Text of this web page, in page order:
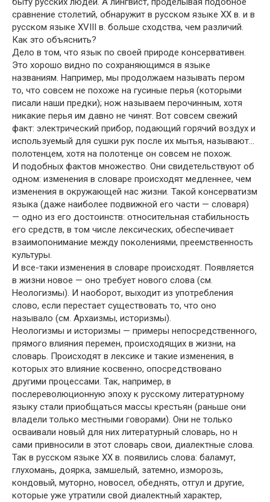
сравнение столетий, обнаружит в русском языке XX в. и в
русском языке XVIII в. больше сходства, чем различий.
Как это объяснить?
Дело в том, что язык по своей природе консервативен.
Это хорошо видно по сохраняющимся в языке
названиям. Например, мы продолжаем называть пером
то, что совсем не похоже на гусиные перья (которыми
писали наши предки); нож называем перочинным, хотя
никакие перья им давно не чинят. Вот совсем свежий
факт: электрический прибор, подающий горячий воздух и
используемый для сушки рук после их мытья, называют…
полотенцем, хотя на полотенце он совсем не похож.
И подобных фактов множество. Они свидетельствуют об
одном: изменения в словаре происходят медленнее, чем
изменения в окружающей нас жизни. Такой консерватизм
языка (даже наиболее подвижной его части — словаря)
— одно из его достоинств: относительная стабильность
его средств, в том числе лексических, обеспечивает
взаимопонимание между поколениями, преемственность
культуры.
И все-таки изменения в словаре происходят. Появляется
в жизни новое — оно требует нового слова (см.
Неологизмы). И наоборот, выходит из употребления
слово, если перестает существовать то, что оно
называло (см. Архаизмы, историзмы).
Неологизмы и историзмы — примеры непосредственного,
прямого влияния перемен, происходящих в жизни, на
словарь. Происходят в лексике и такие изменения, в
которых это влияние косвенно, опосредствовано
другими процессами. Так, например, в
послереволюционную эпоху к русскому литературному
языку стали приобщаться массы крестьян (раньше они
владели только местными говорами). Они не только
осваивали новый для них литературный словарь, но н
сами привносили в этот словарь свои, диалектные слова.
Так в русском языке XX в. появились слова: баламут,
глухомань, доярка, замшелый, затемно, изморозь,
кондовый, муторно, новосел, обеднять, отгул и другие,
которые уже утратили свой диалектный характер,